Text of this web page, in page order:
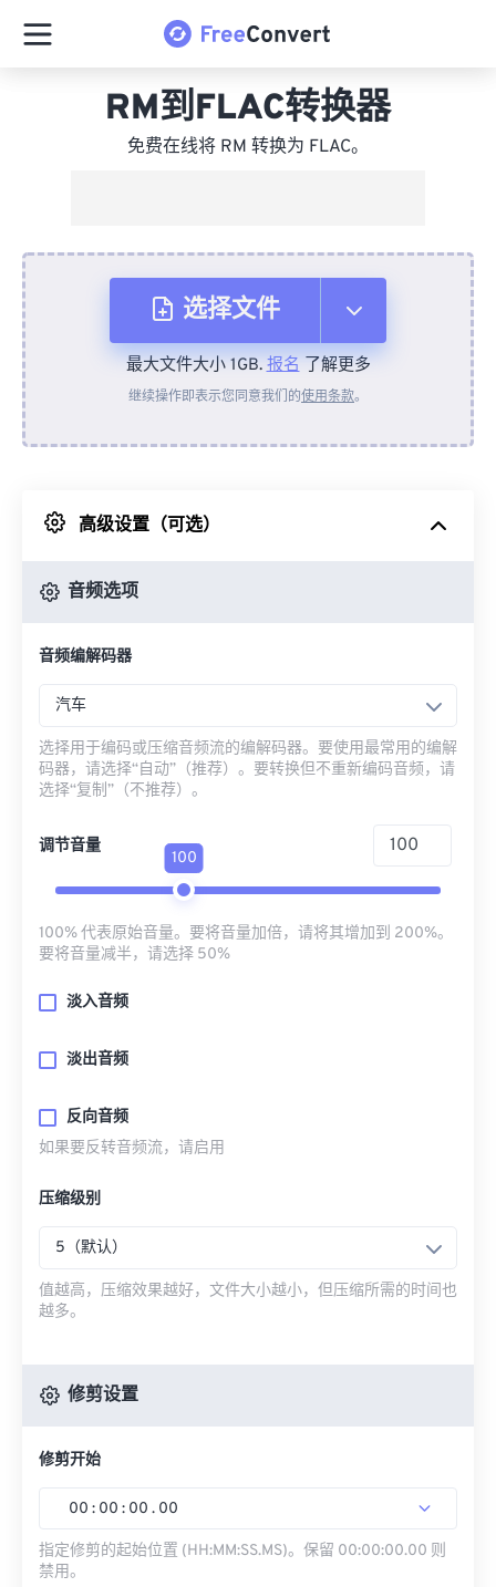
RM到FLAC转换器
免费在线将 RM 转换为 FLAC。
选择文件
从设备
来自 Google Drive
最大文件大小 1GB.报名了解更多
继续操作即表示您同意我们的使用条款。
高级设置（可选）
音频选项
音频编解码器
汽车
选择用于编码或压缩音频流的编解码器。要使用最常用的编解
码器，请选择“自动”（推荐）。要转换但不重新编码音频，请
选择“复制”（不推荐）。
调节音量
100
100% 代表原始音量。要将音量加倍，请将其增加到 200%。
要将音量减半，请选择 50%
淡入音频
淡出音频
反向音频
如果要反转音频流，请启用
压缩级别
5（默认）
值越高，压缩效果越好，文件大小越小，但压缩所需的时间也
越多。
修剪设置
修剪开始
00 : 00 : 00 . 00
指定修剪的起始位置 (HH:MM:SS.MS)。保留 00:00:00.00 则
禁用。